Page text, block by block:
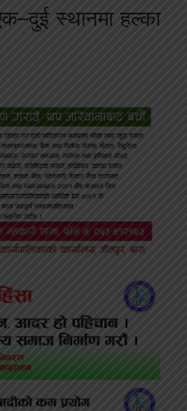
स्थानमा हल्का